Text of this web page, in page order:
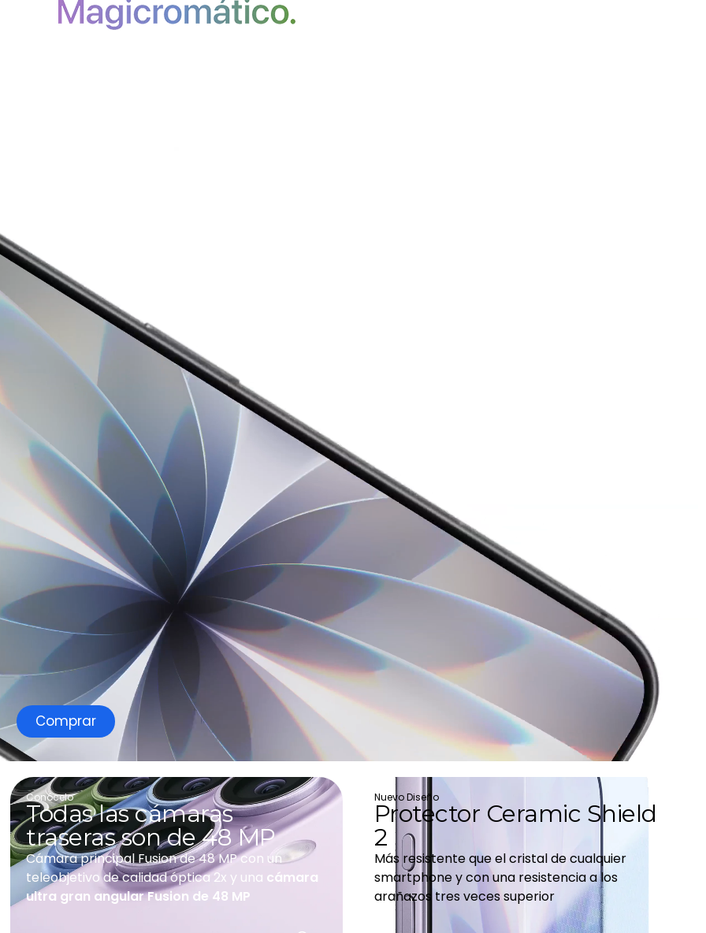
Comprar
Conócelo
Todas las cámaras
traseras son de 48 MP
Cámara principal Fusion de 48 MP con un
teleobjetivo de calidad óptica 2x y una cámara
ultra gran angular Fusion de 48 MP
Nuevo Diseño
Protector Ceramic Shield
2
Más resistente que el cristal de cualquier
smartphone y con una resistencia a los
arañazos tres veces superior